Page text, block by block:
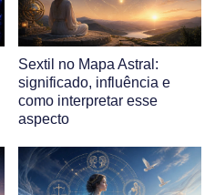
Sextil no Mapa Astral:
significado, influência e
como interpretar esse
aspecto